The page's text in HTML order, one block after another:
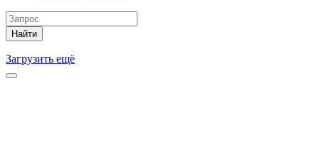
Найти
Загрузить ещё